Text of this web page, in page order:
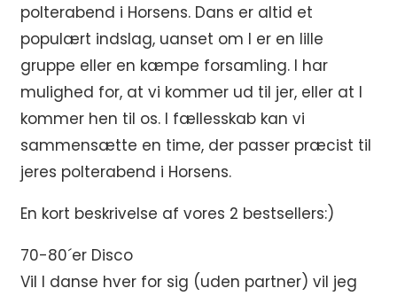
polterabend i Horsens. Dans er altid et
populært indslag, uanset om I er en lille
gruppe eller en kæmpe forsamling. I har
mulighed for, at vi kommer ud til jer, eller at I
kommer hen til os. I fællesskab kan vi
sammensætte en time, der passer præcist til
jeres polterabend i Horsens.
En kort beskrivelse af vores 2 bestsellers:)
70-80´er Disco
Vil I danse hver for sig (uden partner) vil jeg